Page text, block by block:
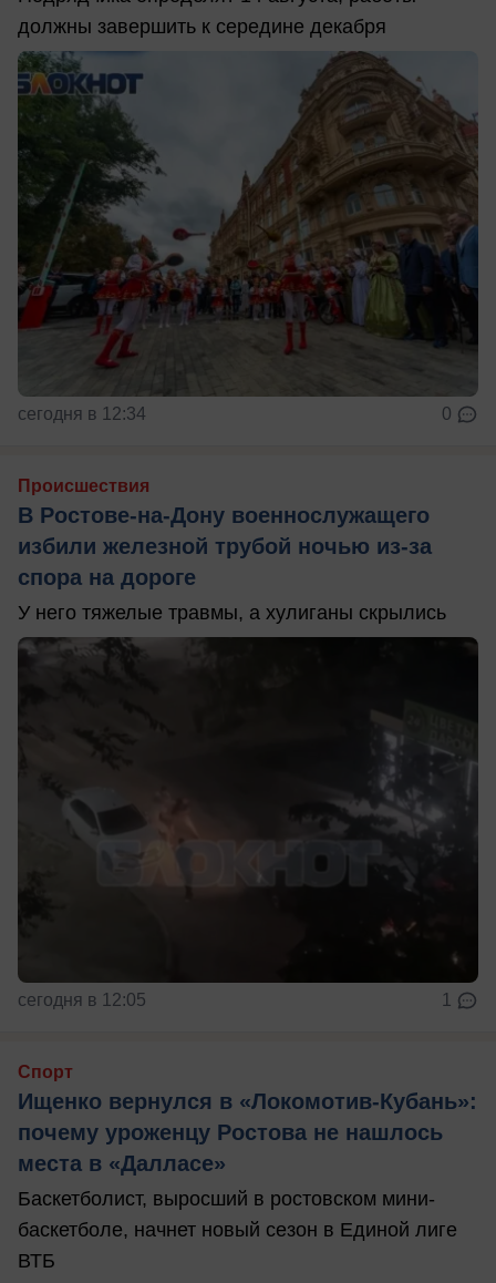
должны завершить к середине декабря
сегодня в 12:34 0
Происшествия
В Ростове-на-Дону военнослужащего
избили железной трубой ночью из-за
спора на дороге
У него тяжелые травмы, а хулиганы скрылись
сегодня в 12:05 1
Спорт
Ищенко вернулся в «Локомотив-Кубань»:
почему уроженцу Ростова не нашлось
места в «Далласе»
Баскетболист, выросший в ростовском мини-
баскетболе, начнет новый сезон в Единой лиге
ВТБ